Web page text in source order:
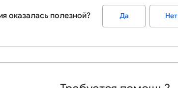
оказалась полезной? Да Нет